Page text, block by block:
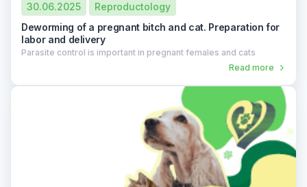
30.06.2025
Reproductology
Deworming of a pregnant bitch and cat. Preparation for
labor and delivery
Parasite control is important in pregnant females and cats
Read more